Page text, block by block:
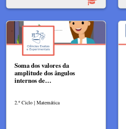
Soma dos valores da
amplitude dos ângulos
internos de…
2.º Ciclo | Matemática